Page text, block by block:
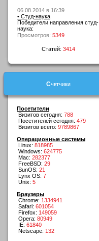
06.08.2014 в 16:39
• Студ-наука
Победители направления студ-
наука:
Просмотров: 5349
Статей: 3414
Счетчики
Посетители
Визитов сегодня: 788
Посетителей сегодня: 479
Визитов всего: 9789867
Операционные системы
Linux: 818985
Windows: 624775
Mac: 282377
FreeBSD: 29
SunOS: 21
Lynx OS: 7
Unix: 5
Браузеры
Chrome: 1334941
Safari: 601054
Firefox: 149059
Opera: 80949
IE: 61840
Netscape: 132